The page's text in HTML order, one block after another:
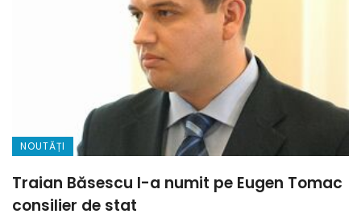
NOUTĂȚI
Traian Băsescu l-a numit pe Eugen Tomac
consilier de stat